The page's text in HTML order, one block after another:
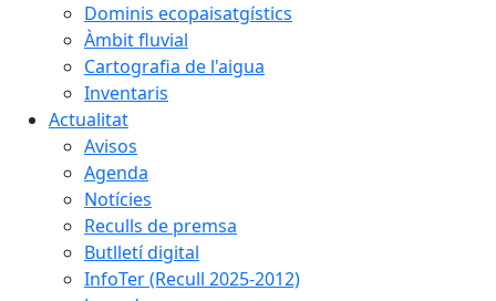
Dominis ecopaisatgístics
Àmbit fluvial
Cartografia de l'aigua
Inventaris
Actualitat
Avisos
Agenda
Notícies
Reculls de premsa
Butlletí digital
InfoTer (Recull 2025-2012)